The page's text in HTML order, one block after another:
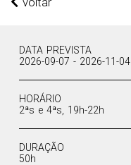
DATA PREVISTA
2026-09-07 - 2026-11-04
HORÁRIO
2ªs e 4ªs, 19h-22h
DURAÇÃO
50h